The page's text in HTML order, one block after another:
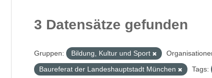
3 Datensätze gefunden
Gruppen: Bildung, Kultur und Sport
Baureferat der Landeshauptstadt München
Tags: